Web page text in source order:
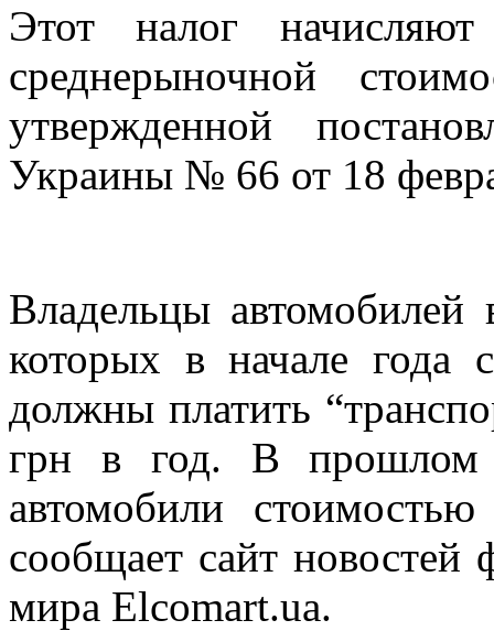
Этот налог
среднерыночной
утвержденной
Украины № 66 от 18
Владельцы автомобилей
которых в начале года
должны платить
грн в год. В прошлом
автомобили
сообщает сайт
мира Elcomart.ua.